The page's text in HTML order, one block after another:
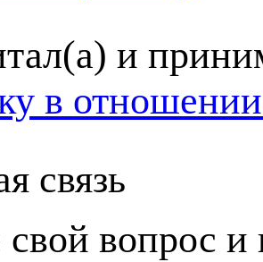
и
в
связь
свой вопрос